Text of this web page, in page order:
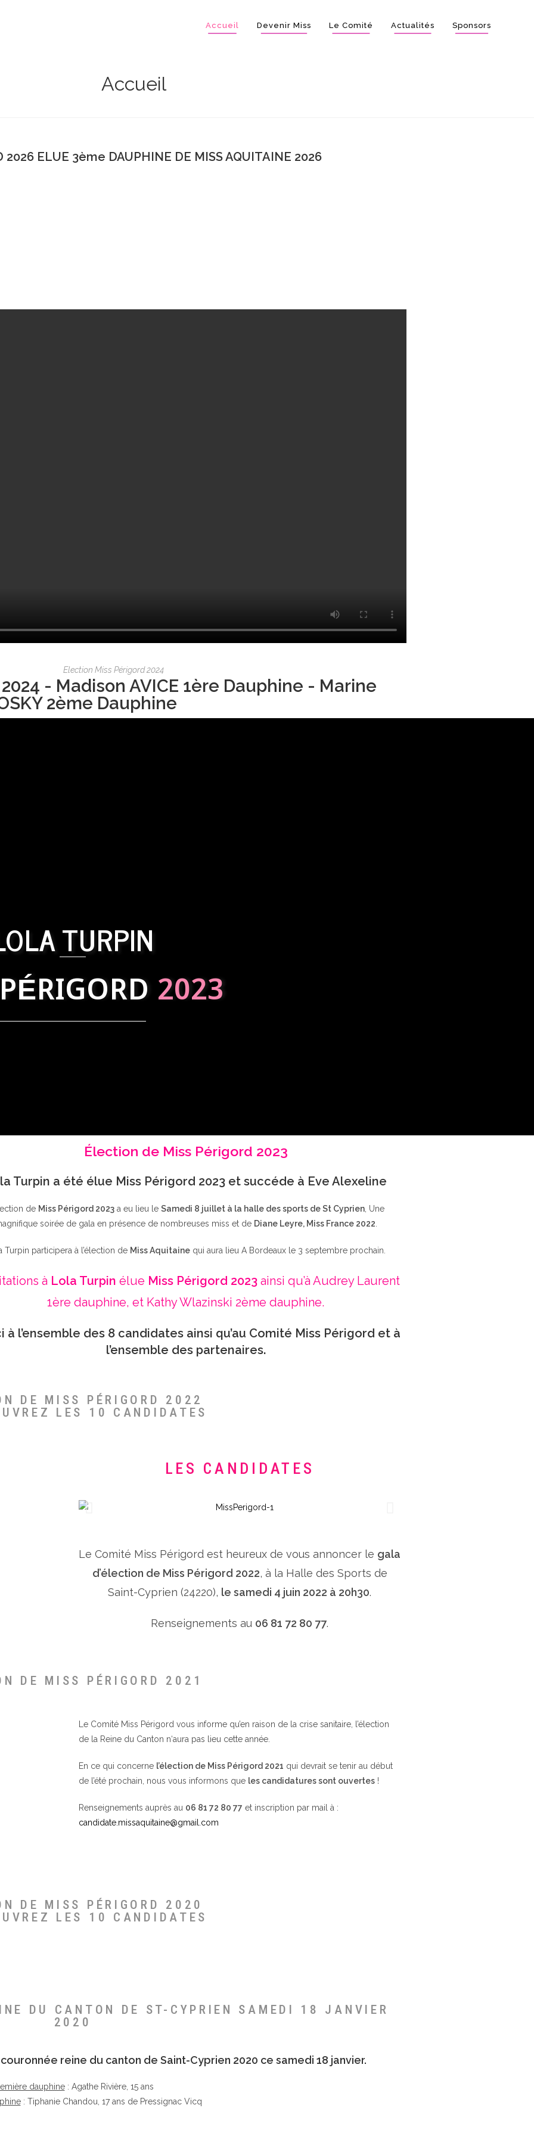
Accueil Devenir Miss Le Comité Actualités Sponsors
Accueil
2026 ELUE 3ème DAUPHINE DE MISS AQUITAINE 2026
Election Miss Périgord 2024
- Madison AVICE 1ère Dauphine - Marine
2ème Dauphine
TURPIN
2023
Élection de Miss Périgord 2023
Turpin a été élue Miss Périgord 2023 et succéde à Eve Alexeline
de Miss Périgord 2023a eu lieu le Samedi 8 juillet à la halle des sports de St Cyprien, Une
soirée de gala en présence de nombreuses miss et de Diane Leyre, Miss France 2022
Turpin participera à l’élection de Miss Aquitaine qui aura lieu A Bordeaux le 3 septembre prochain.
à Lola Turpin élue Miss Périgord 2023ainsi qu’à Audrey Laurent
1ère dauphine, et Kathy Wlazinski 2ème dauphine.
à l’ensemble des 8 candidates ainsi qu’au Comité Miss Périgord et à
l’ensemble des partenaires.
DE MISS PÉRIGORD 2022
LES 10 CANDIDATES
LES CANDIDATES
Le Comité Miss Périgord est heureux de vous annoncer le gala
d’élection de Miss Périgord 2022, à la Halle des Sports de
Saint-Cyprien (24220), le samedi 4 juin 2022 à 20h30.
Renseignements au 06 81 72 80 77.
DE MISS PÉRIGORD 2021
Le Comité Miss Périgord vous informe qu’en raison de la crise sanitaire, l’élection
de la Reine du Canton n‘aura pas lieu cette année.
En ce qui concerne l’élection de Miss Périgord 2021 qui devrait se tenir au début
de l’été prochain, nous vous informons que les candidatures sont ouvertes !
Renseignements auprès au 06 81 72 80 77 et inscription par mail à :
candidate.missaquitaine@gmail.com
DE MISS PÉRIGORD 2020
LES 10 CANDIDATES
DU CANTON DE ST-CYPRIEN SAMEDI 18 JANVIER
2020
couronnée reine du canton de Saint-Cyprien 2020 ce samedi 18 janvier.
dauphine: Agathe Rivière, 15 ans
: Tiphanie Chandou, 17 ans de Pressignac Vicq